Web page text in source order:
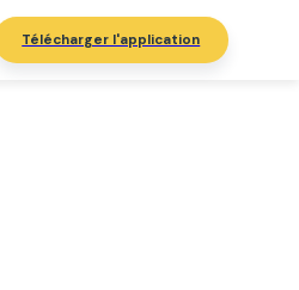
Télécharger l'application